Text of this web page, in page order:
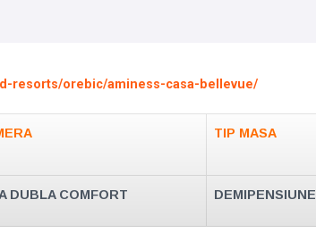
resorts/orebic/aminess-casa-bellevue/
TIP MASA
DUBLA COMFORT DEMIPENSIUNE